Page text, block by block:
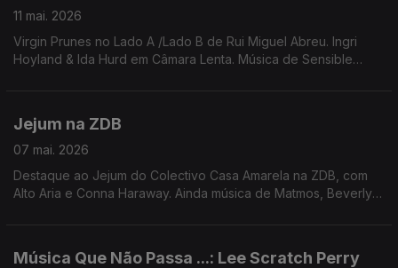
11 mai. 2026
Virgin Prunes no Lado A /Lado B de Rui Miguel Abreu. Ingri
Hoyland & Ida Hurd em Câmara Lenta. Música de Sensible
Jejum na ZDB
07 mai. 2026
Destaque ao Jejum do Colectivo Casa Amarela na ZDB, com
Alto Aria e Conna Haraway. Ainda música de Matmos, Beverly
Música Que Não Passa ...: Lee Scratch Perry